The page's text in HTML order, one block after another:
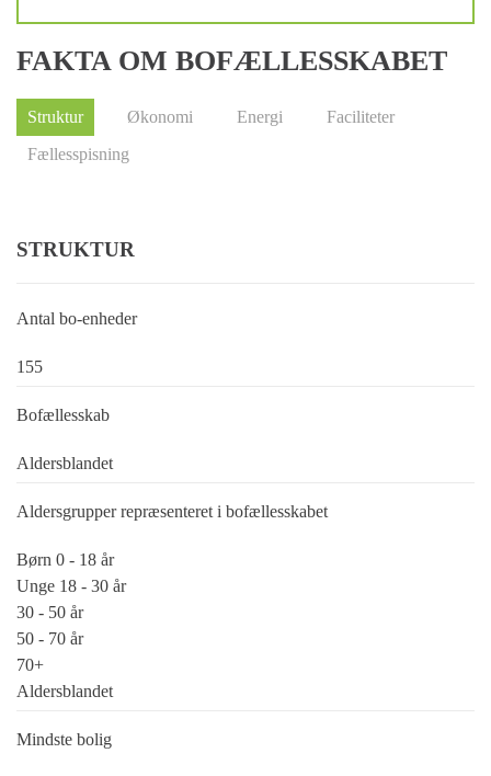
FAKTA OM BOFÆLLESSKABET
Struktur Økonomi Energi
Faciliteter
Fællesspisning
STRUKTUR
Antal bo-enheder
155
Bofællesskab
Aldersblandet
Aldersgrupper repræsenteret i bofællesskabet
Børn 0 - 18 år
Unge 18 - 30 år
30 - 50 år
50 - 70 år
70+
Aldersblandet
Mindste bolig